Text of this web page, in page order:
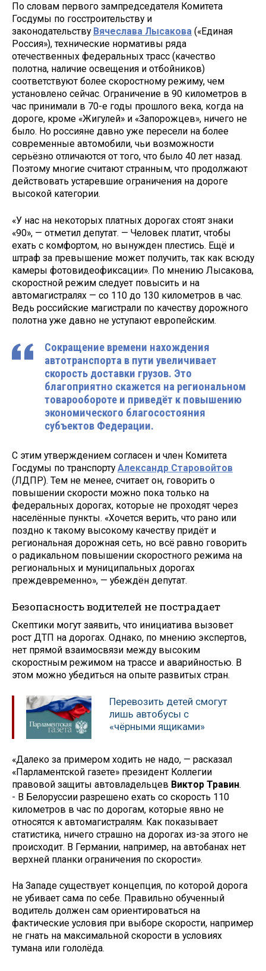
По словам первого зампредседателя Комитета
Госдумы по госстроительству и
законодательству Вячеслава Лысакова («Единая
Россия»), технические нормативы ряда
отечественных федеральных трасс (качество
полотна, наличие освещения и отбойников)
соответствуют более скоростному режиму, чем
установлено сейчас. Ограничение в 90 километров в
час принимали в 70-е годы прошлого века, когда на
дороге, кроме «Жигулей» и «Запорожцев», ничего не
было. Но россияне давно уже пересели на более
современные автомобили, чьи возможности
серьёзно отличаются от того, что было 40 лет назад.
Поэтому многие считают странным, что продолжают
действовать устаревшие ограничения на дороге
высокой категории.
«У нас на некоторых платных дорогах стоят знаки
«90», — отметил депутат. — Человек платит, чтобы
ехать с комфортом, но вынужден плестись. Ещё и
штраф за превышение может получить, так как всюду
камеры фотовидеофиксации». По мнению Лысакова,
скоростной режим следует повысить и на
автомагистралях — со 110 до 130 километров в час.
Ведь российские магистрали по качеству дорожного
полотна уже давно не уступают европейским.
Сокращение времени нахождения
автотранспорта в пути увеличивает
скорость доставки грузов. Это
благоприятно скажется на региональном
товарообороте и приведёт к повышению
экономического благосостояния
субъектов Федерации.
С этим утверждением согласен и член Комитета
Госдумы по транспортуАлександр Старовойтов
(ЛДПР). Тем не менее, считает он, говорить о
повышении скорости можно пока только на
федеральных дорогах, которые не проходят через
населённые пункты. «Хочется верить, что рано или
поздно к такому высокому качеству придёт и
региональная дорожная сеть, но всё равно говорить
о радикальном повышении скоростного режима на
региональных и муниципальных дорогах
преждевременно», — убеждён депутат.
Безопасность водителей не пострадает
Скептики могут заявить, что инициатива вызовет
рост ДТП на дорогах. Однако, по мнению экспертов,
нет прямой взаимосвязи между высоким
скоростным режимом на трассе и аварийностью. В
этом можно убедиться на опыте развитых стран.
Перевозить детей смогут
лишь автобусы с
«чёрными ящиками»
«Далеко за примером ходить не надо, — расказал
«Парламентской газете» президент Коллегии
правовой защиты автовладельцев Виктор Травин.
- В Белоруссии разрешено ехать со скорость 110
километров в час по дорогам, которые явно не
относятся к автомагистралям. Как показывает
статистика, ничего страшно на дорогах из-за этого не
происходит. В Германии, например, на автобанах нет
верхней планки ограничения по скорости».
На Западе существует концепция, по которой дорога
не убивает сама по себе. Правильно обученный
водитель должен сам ориентироваться на
фактические условия при выборе скорости, например
не гнать на максимальной скорости в условиях
тумана или гололёда.